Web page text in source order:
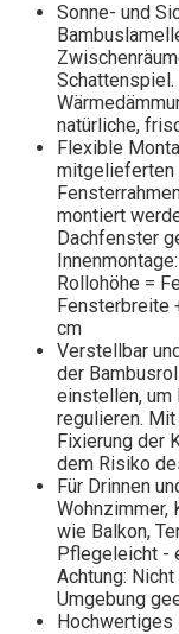
Sonne- und
natürliche,
Flexible
mitgelieferten
montiert
Dachfenster
Rollohöhe =
Fensterbreite
cm
Verstellbar
der
einstellen, um
regulieren.
Fixierung der
dem Risiko
Für Drinnen
Wohnzimmer,
wie Balkon,
Pflegeleicht -
Achtung:
Umgebung
Hochwertiges